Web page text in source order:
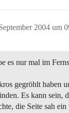
2004 um
es nur mal im
gegröhlt haben
Es kann sein,
die Seite sah ein